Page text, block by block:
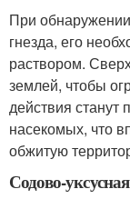
При
гнезда, его
раствором.
землей, чтобы
действия станут
насекомых, что
обжитую
Содово-